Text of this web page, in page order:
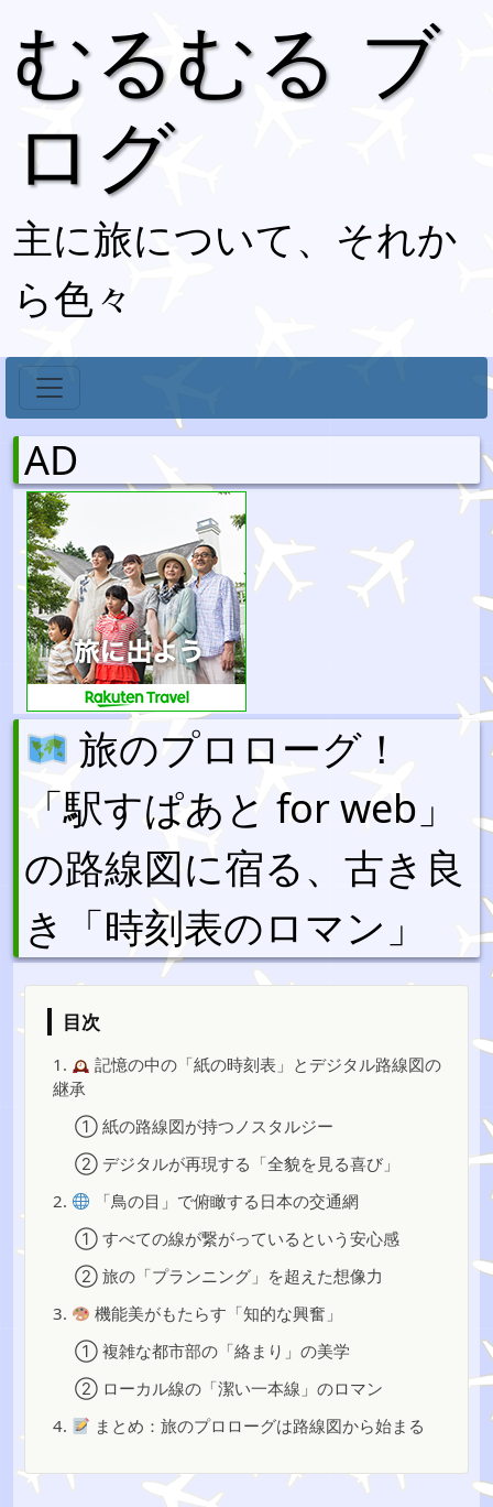
むるむる ブ
ログ
主に旅について、それか
ら色々
AD
旅のプロローグ！
「駅すぱあと for web」
の路線図に宿る、古き良
き「時刻表のロマン」
目次
1.
記憶の中の「紙の時刻表」とデジタル路線図の
継承
① 紙の路線図が持つノスタルジー
② デジタルが再現する「全貌を見る喜び」
2.
「鳥の目」で俯瞰する日本の交通網
① すべての線が繋がっているという安心感
② 旅の「プランニング」を超えた想像力
3.
機能美がもたらす「知的な興奮」
① 複雑な都市部の「絡まり」の美学
② ローカル線の「潔い一本線」のロマン
4.
まとめ：旅のプロローグは路線図から始まる